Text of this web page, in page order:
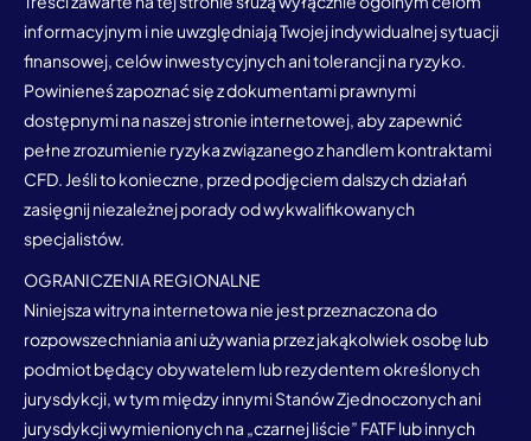
informacyjnym i nie uwzględniają Twojej indywidualnej sytuacji
finansowej, celów inwestycyjnych ani tolerancji na ryzyko.
Powinieneś zapoznać się z dokumentami prawnymi
dostępnymi na naszej stronie internetowej, aby zapewnić
pełne zrozumienie ryzyka związanego z handlem kontraktami
CFD. Jeśli to konieczne, przed podjęciem dalszych działań
zasięgnij niezależnej porady od wykwalifikowanych
specjalistów.
OGRANICZENIA REGIONALNE
Niniejsza witryna internetowa nie jest przeznaczona do
rozpowszechniania ani używania przez jakąkolwiek osobę lub
podmiot będący obywatelem lub rezydentem określonych
jurysdykcji, w tym między innymi Stanów Zjednoczonych ani
jurysdykcji wymienionych na „czarnej liście” FATF lub innych